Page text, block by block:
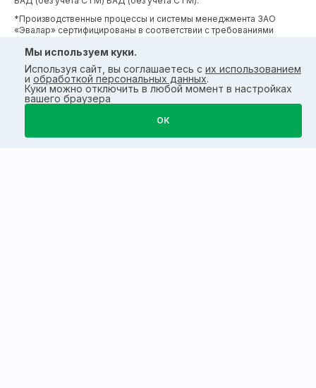
*Производственные процессы и системы менеджмента ЗАО
«Эвалар» сертифицированы в соответствии с требованиями
Мы используем куки.
Используя сайт, вы соглашаетесь с их использованием
и обработкой персональных данных.
Куки можно отключить в любой момент в настройках
вашего браузера
ОК